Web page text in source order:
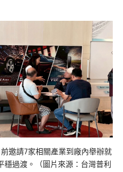
邀請7家相關產業到廠內舉辦就
穩過渡。（圖片來源：台灣普利